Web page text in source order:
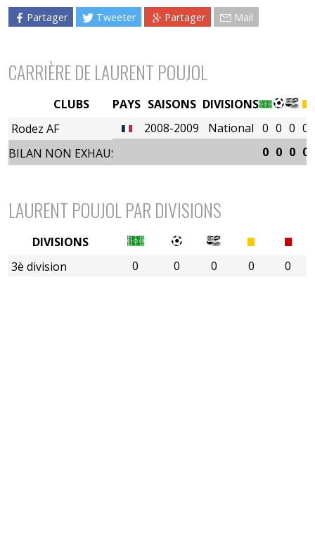
Partager Tweeter Partager Mail
CARRIÈRE DE LAURENT POUJOL
PAYS SAISONS DIVISIONS
2008-2009
National 0 0 0 0
0 0 0 0
CLUBS
Rodez AF
BILAN NON EXHAUSTIF
LAURENT POUJOL PAR DIVISIONS
0 0 0 0 0
DIVISIONS
3è division